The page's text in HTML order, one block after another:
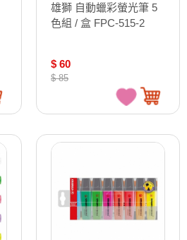
雄獅 自動蠟彩螢光筆 5
色組 / 盒 FPC-515-2
$ 60
$ 85